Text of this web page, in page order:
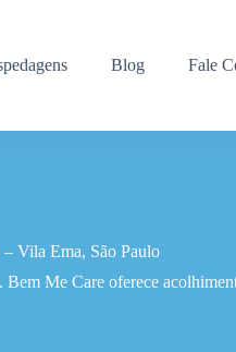
Blog Fale
Vila Ema, São Paulo
Me Care oferece